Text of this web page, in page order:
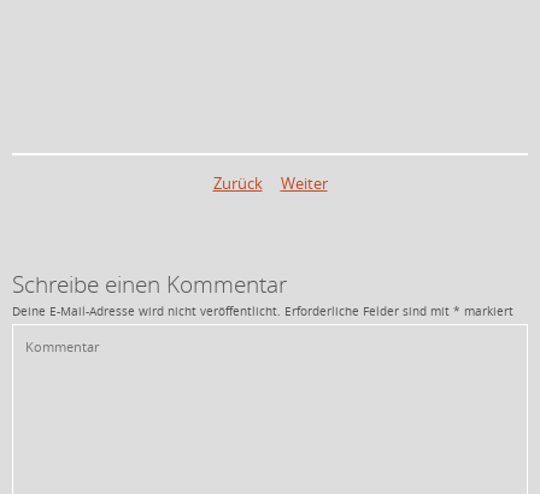
Zurück Weiter
Schreibe einen Kommentar
Deine E-Mail-Adresse wird nicht veröffentlicht. Erforderliche Felder sind mit * markiert